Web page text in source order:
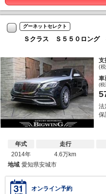
グーネットセレクト
Ｓクラス Ｓ５５０ロング
支
(
車
(税
法
保
年式
2014年
走行
4.6万km
地域 愛知県安城市
オンライン予約